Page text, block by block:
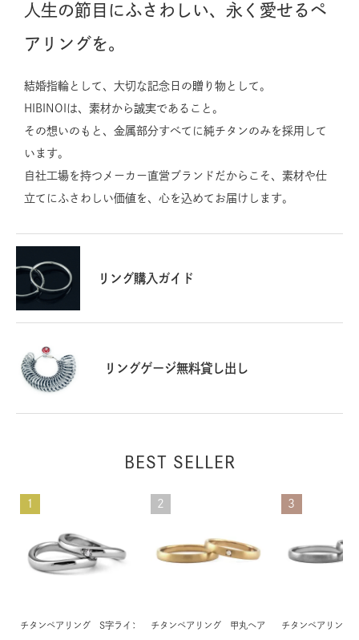
人生の節目にふさわしい、永く愛せるペ
アリングを。
結婚指輪として、大切な記念日の贈り物として。
HIBINOIは、素材から誠実であること。
その想いのもと、金属部分すべてに純チタンのみを採用して
います。
自社工場を持つメーカー直営ブランドだからこそ、素材や仕
立てにふさわしい価値を、心を込めてお届けします。
リング購入ガイド
リングゲージ無料貸し出し
BEST SELLER
1
チタンペアリング S字ライン 石なし＆天然ダイヤモンド1石 約0.03ct
2
チタンペアリング 甲丸ヘアライン 2.5mm幅 石
3
チタンペアリン